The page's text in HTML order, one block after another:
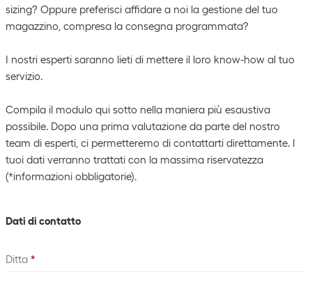
sizing? Oppure preferisci affidare a noi la gestione del tuo
magazzino, compresa la consegna programmata?
I nostri esperti saranno lieti di mettere il loro know-how al tuo
servizio.
Compila il modulo qui sotto nella maniera più esaustiva
possibile. Dopo una prima valutazione da parte del nostro
team di esperti, ci permetteremo di contattarti direttamente. I
tuoi dati verranno trattati con la massima riservatezza
(*informazioni obbligatorie).
Dati di contatto
Ditta *